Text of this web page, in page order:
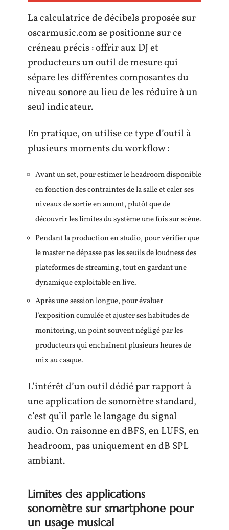
La calculatrice de décibels proposée sur
oscarmusic.com se positionne sur ce
créneau précis : offrir aux DJ et
producteurs un outil de mesure qui
sépare les différentes composantes du
niveau sonore au lieu de les réduire à un
seul indicateur.
En pratique, on utilise ce type d’outil à
plusieurs moments du workflow :
Avant un set, pour estimer le headroom disponible
en fonction des contraintes de la salle et caler ses
niveaux de sortie en amont, plutôt que de
découvrir les limites du système une fois sur scène.
Pendant la production en studio, pour vérifier que
le master ne dépasse pas les seuils de loudness des
plateformes de streaming, tout en gardant une
dynamique exploitable en live.
Après une session longue, pour évaluer
l’exposition cumulée et ajuster ses habitudes de
monitoring, un point souvent négligé par les
producteurs qui enchaînent plusieurs heures de
mix au casque.
L’intérêt d’un outil dédié par rapport à
une application de sonomètre standard,
c’est qu’il parle le langage du signal
audio. On raisonne en dBFS, en LUFS, en
headroom, pas uniquement en dB SPL
ambiant.
Limites des applications
sonomètre sur smartphone pour
un usage musical